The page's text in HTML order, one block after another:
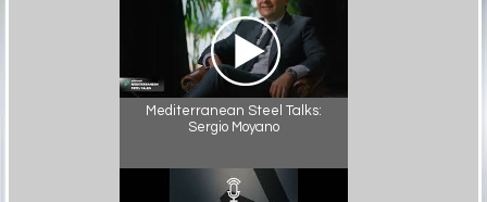
Mediterranean Steel Talks:
Sergio Moyano